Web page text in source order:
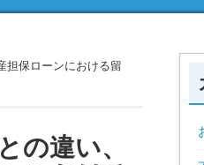
担保ローンにおける留
の違い、